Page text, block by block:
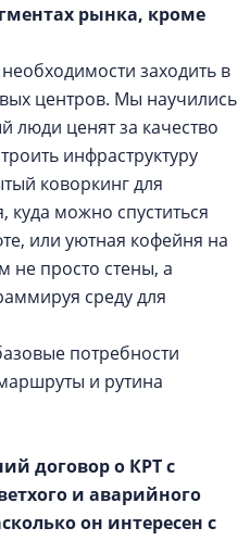
рынка, кроме
заходить в
центров. Мы научились
люди ценят за качество
инфраструктуру
коворкинг для
куда можно спуститься
или уютная кофейня на
просто стены, а
среду для
потребности
и рутина
договор о КРТ с
и аварийного
он интересен с